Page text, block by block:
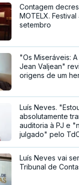
Contagem
MOTELX.
setembro
"Os Miseráveis:
Jean Valjean"
origens de um
Luís Neves.
absolutamente
auditoria à PJ e
julgado" pelo
Luís Neves vai
Tribunal de